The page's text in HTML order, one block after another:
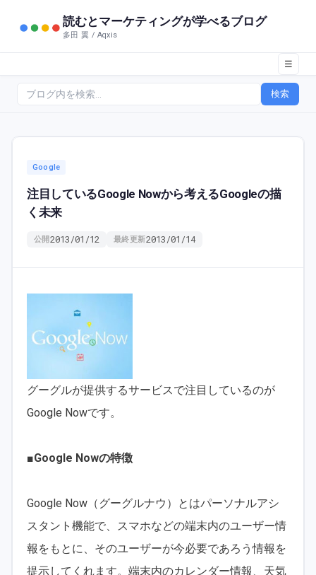
読むとマーケティングが学べるブログ
多田 翼 / Aqxis
☰
検索
Google
注目しているGoogle Nowから考えるGoogleの描
く未来
公開2013/01/12 最終更新2013/01/14
グーグルが提供するサービスで注目しているのが
Google Nowです。
■Google Nowの特徴
Google Now（グーグルナウ）とはパーソナルアシ
スタント機能で、スマホなどの端末内のユーザー情
報をもとに、そのユーザーが今必要であろう情報を
提示してくれます。端末内のカレンダー情報、天気